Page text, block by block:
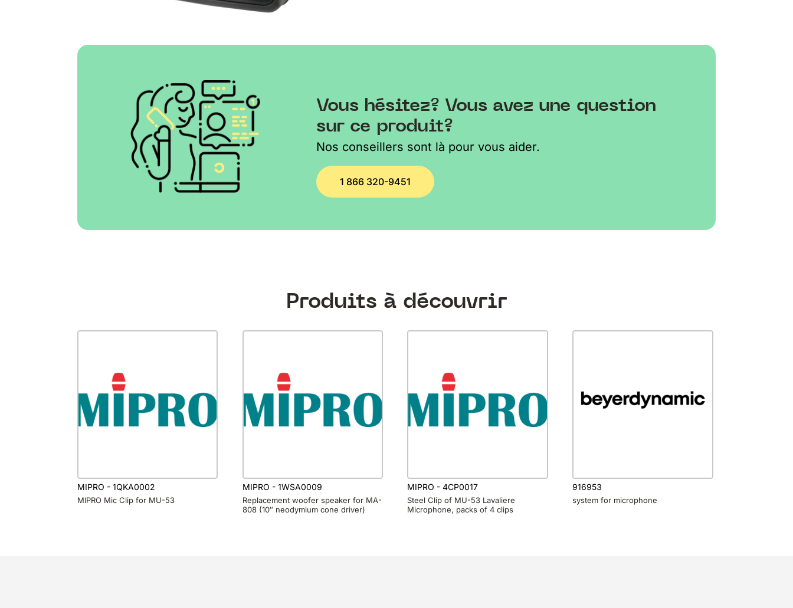
Vous hésitez? Vous avez une question
sur ce produit?
Nos conseillers sont là pour vous aider.
1 866 320-9451
Produits à découvrir
MIPRO - 1QKA0002
MIPRO Mic Clip for MU-53
MIPRO - 1WSA0009
Replacement woofer speaker for MA-
808 (10″ neodymium cone driver)
MIPRO - 4CP0017
Steel Clip of MU-53 Lavaliere
Microphone, packs of 4 clips
916953
system for microphone